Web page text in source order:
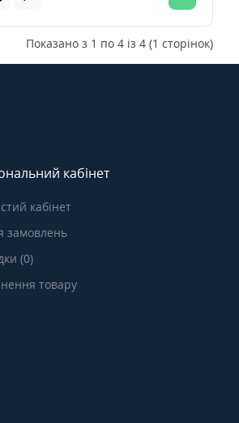
Показано з 1 по 4 із 4 (1 сторінок)
кабінет
кабінет
замовлень
(0)
товару